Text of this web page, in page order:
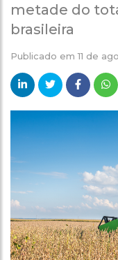
metade do
brasileira
Publicado em11 de